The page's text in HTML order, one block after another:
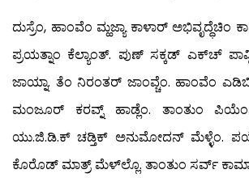
ದುಸ್ರೆಂ, ಹಾಂವೆಂ ಮ್ಹಜ್ಯಾ ಕಾಳಾರ್ ಅಭಿವೃದ್ಧೆಚಿಂ
ಪ್ರಯತ್ನಾಂ ಕೆಲ್ಯಾಂತ್. ಪುಣ್ ಸಕ್ಕಡ್ ಎಕ್‍ಚ್
ಜಾಯ್ನಾ. ತೆಂ ನಿರಂತರ್ ಜಾಂವ್ಚೆಂ. ಹಾಂವೆಂ
ಮಂಜೂರ್ ಕರವ್ನ್ ಹಾಡ್ಲೆಂ. ತಾಂತುಂ
ಯು.ಜಿ.ಡಿ.ಕ್ ಚಡ್ತಿಕ್ ಅನುಮೋದನ್ ಮೆಳ್ಳೆಂ.
ಕೊರೊಡ್ ಮಾತ್ರ್ ಮೆಳ್‍ಲ್ಲೊ. ತಾಂತುಂ ಸರ್ವ್